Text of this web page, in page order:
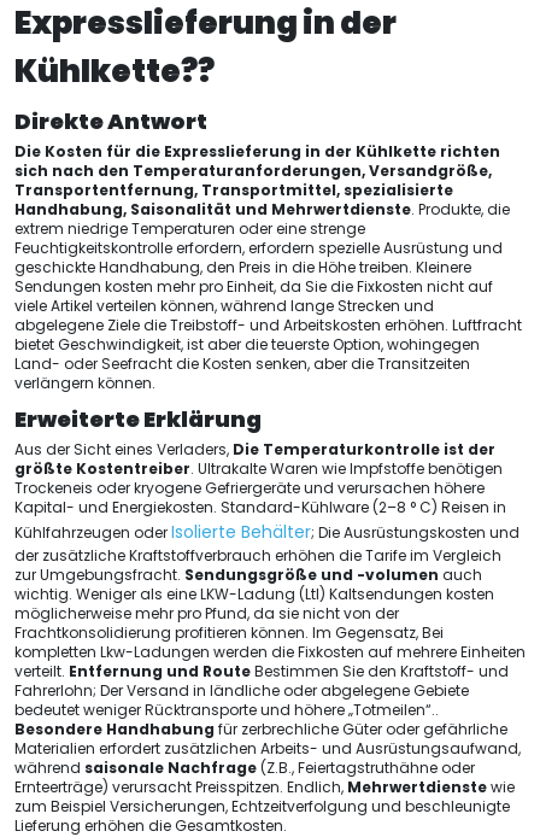
Expresslieferung in der
Kühlkette??
Direkte Antwort
Die Kosten für die Expresslieferung in der Kühlkette richten
sich nach den Temperaturanforderungen, Versandgröße,
Transportentfernung, Transportmittel, spezialisierte
Handhabung, Saisonalität und Mehrwertdienste. Produkte, die
extrem niedrige Temperaturen oder eine strenge
Feuchtigkeitskontrolle erfordern, erfordern spezielle Ausrüstung und
geschickte Handhabung, den Preis in die Höhe treiben. Kleinere
Sendungen kosten mehr pro Einheit, da Sie die Fixkosten nicht auf
viele Artikel verteilen können, während lange Strecken und
abgelegene Ziele die Treibstoff- und Arbeitskosten erhöhen. Luftfracht
bietet Geschwindigkeit, ist aber die teuerste Option, wohingegen
Land- oder Seefracht die Kosten senken, aber die Transitzeiten
verlängern können.
Erweiterte Erklärung
Aus der Sicht eines Verladers, Die Temperaturkontrolle ist der
größte Kostentreiber. Ultrakalte Waren wie Impfstoffe benötigen
Trockeneis oder kryogene Gefriergeräte und verursachen höhere
Kapital- und Energiekosten. Standard-Kühlware (2–8 ° C) Reisen in
Kühlfahrzeugen oderIsolierte Behälter; Die Ausrüstungskosten und
der zusätzliche Kraftstoffverbrauch erhöhen die Tarife im Vergleich
zur Umgebungsfracht. Sendungsgröße und -volumen auch
wichtig. Weniger als eine LKW-Ladung (Ltl) Kaltsendungen kosten
möglicherweise mehr pro Pfund, da sie nicht von der
Frachtkonsolidierung profitieren können. Im Gegensatz, Bei
kompletten Lkw-Ladungen werden die Fixkosten auf mehrere Einheiten
verteilt. Entfernung und RouteBestimmen Sie den Kraftstoff- und
Fahrerlohn; Der Versand in ländliche oder abgelegene Gebiete
bedeutet weniger Rücktransporte und höhere „Totmeilen“..
Besondere Handhabung für zerbrechliche Güter oder gefährliche
Materialien erfordert zusätzlichen Arbeits- und Ausrüstungsaufwand,
während saisonale Nachfrage(Z.B., Feiertagstruthähne oder
Ernteerträge) verursacht Preisspitzen. Endlich, Mehrwertdienstewie
zum Beispiel Versicherungen, Echtzeitverfolgung und beschleunigte
Lieferung erhöhen die Gesamtkosten.